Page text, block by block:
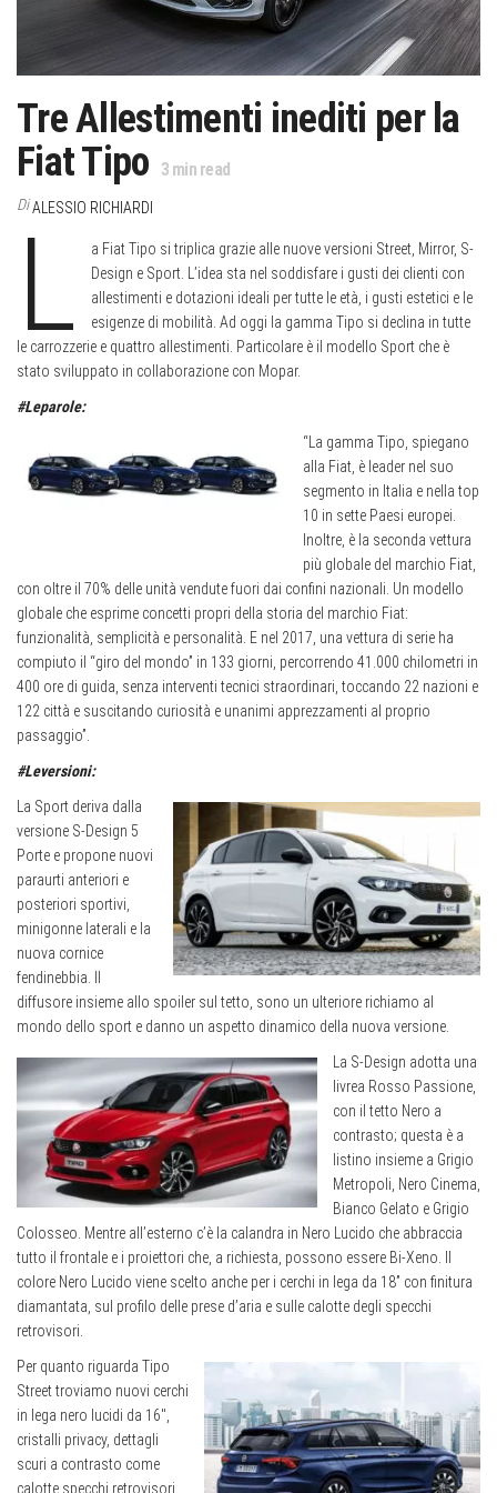
Tre Allestimenti inediti per la
Fiat Tipo
3min read
DiALESSIO RICHIARDI
L
a Fiat Tipo si triplica grazie alle nuove versioni Street, Mirror, S-
Design e Sport. L’idea sta nel soddisfare i gusti dei clienti con
allestimenti e dotazioni ideali per tutte le età, i gusti estetici e le
esigenze di mobilità. Ad oggi la gamma Tipo si declina in tutte
le carrozzerie e quattro allestimenti. Particolare è il modello Sport che è
stato sviluppato in collaborazione con Mopar.
#Leparole:
“La gamma Tipo, spiegano
alla Fiat, è leader nel suo
segmento in Italia e nella top
10 in sette Paesi europei.
Inoltre, è la seconda vettura
più globale del marchio Fiat,
con oltre il 70% delle unità vendute fuori dai confini nazionali. Un modello
globale che esprime concetti propri della storia del marchio Fiat:
funzionalità, semplicità e personalità. E nel 2017, una vettura di serie ha
compiuto il “giro del mondo” in 133 giorni, percorrendo 41.000 chilometri in
400 ore di guida, senza interventi tecnici straordinari, toccando 22 nazioni e
122 città e suscitando curiosità e unanimi apprezzamenti al proprio
passaggio”.
#Leversioni:
La Sport deriva dalla
versione S-Design 5
Porte e propone nuovi
paraurti anteriori e
posteriori sportivi,
minigonne laterali e la
nuova cornice
fendinebbia. Il
diffusore insieme allo spoiler sul tetto, sono un ulteriore richiamo al
mondo dello sport e danno un aspetto dinamico della nuova versione.
La S-Design adotta una
livrea Rosso Passione,
con il tetto Nero a
contrasto; questa è a
listino insieme a Grigio
Metropoli, Nero Cinema,
Bianco Gelato e Grigio
Colosseo. Mentre all’esterno c’è la calandra in Nero Lucido che abbraccia
tutto il frontale e i proiettori che, a richiesta, possono essere Bi-Xeno. Il
colore Nero Lucido viene scelto anche per i cerchi in lega da 18” con finitura
diamantata, sul profilo delle prese d’aria e sulle calotte degli specchi
retrovisori.
Per quanto riguarda Tipo
Street troviamo nuovi cerchi
in lega nero lucidi da 16″,
cristalli privacy, dettagli
scuri a contrasto come
calotte specchi retrovisori,